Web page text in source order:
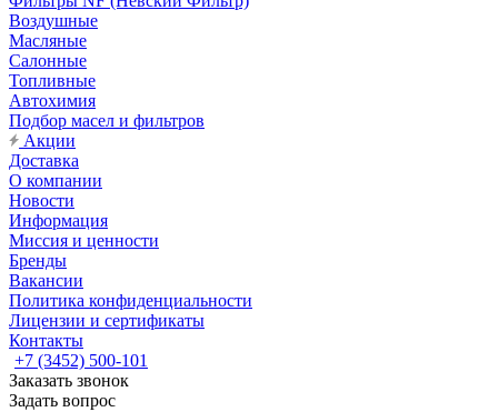
Воздушные
Масляные
Салонные
Топливные
Автохимия
Подбор масел и фильтров
Акции
Доставка
О компании
Новости
Информация
Миссия и ценности
Бренды
Вакансии
Политика конфиденциальности
Лицензии и сертификаты
Контакты
+7 (3452) 500-101
Заказать звонок
Задать вопрос